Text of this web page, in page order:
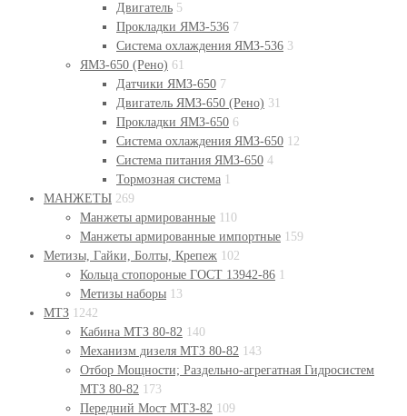
Двигатель 5
Прокладки ЯМЗ-536 7
Система охлаждения ЯМЗ-536 3
ЯМЗ-650 (Рено) 61
Датчики ЯМЗ-650 7
Двигатель ЯМЗ-650 (Рено) 31
Прокладки ЯМЗ-650 6
Система охлаждения ЯМЗ-650 12
Система питания ЯМЗ-650 4
Тормозная система 1
МАНЖЕТЫ 269
Манжеты армированные 110
Манжеты армированные импортные 159
Метизы, Гайки, Болты, Крепеж 102
Кольца стопороные ГОСТ 13942-86 1
Метизы наборы 13
МТЗ 1242
Кабина МТЗ 80-82 140
Механизм дизеля МТЗ 80-82 143
Отбор Мощности; Раздельно-агрегатная Гидросистем
МТЗ 80-82 173
Передний Мост МТЗ-82 109